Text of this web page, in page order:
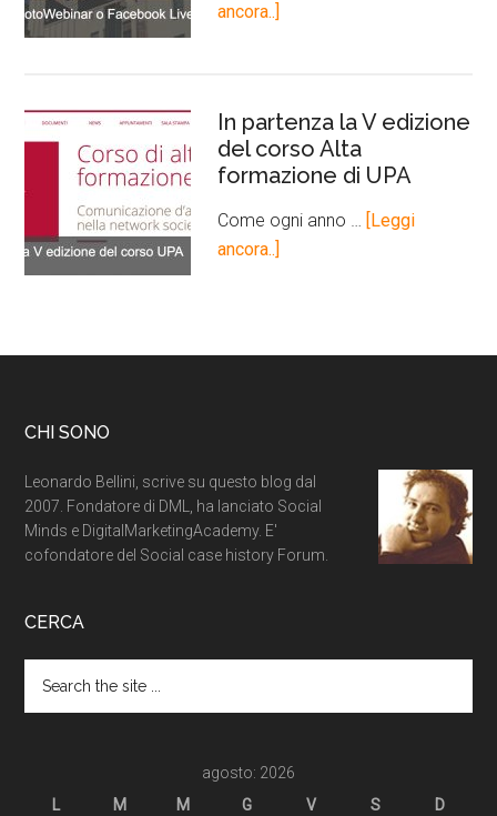
ancora..]
In partenza la V edizione
del corso Alta
formazione di UPA
Come ogni anno …
[Leggi
ancora..]
CHI SONO
Leonardo Bellini, scrive su questo blog dal
2007. Fondatore di DML, ha lanciato Social
Minds e DigitalMarketingAcademy. E'
cofondatore del Social case history Forum.
CERCA
agosto: 2026
L
M M G V S D